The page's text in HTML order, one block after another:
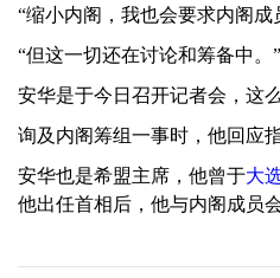
“缩小内阁，我也会要求内阁成
“但这一切还在讨论和筹备中。”
安华是于今日召开记者会，这么
询及内阁筹组一事时，他回应
安华也是希盟主席，他曾于大
他出任首相后，他与内阁成员